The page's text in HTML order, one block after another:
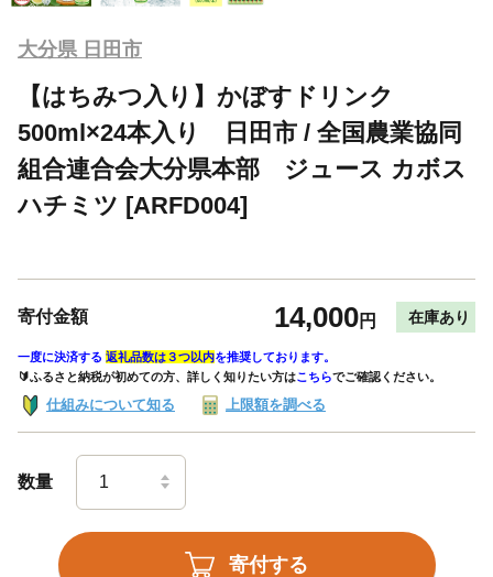
大分県 日田市
【はちみつ入り】かぼすドリンク
500ml×24本入り 日田市 / 全国農業協同
組合連合会大分県本部 ジュース カボス
ハチミツ [ARFD004]
寄付金額 14,000円 在庫あり
一度に決済する 返礼品数は３つ以内を推奨しております。
🔰ふるさと納税が初めての方、詳しく知りたい方はこちらでご確認ください。
仕組みについて知る 上限額を調べる
数量
寄付する